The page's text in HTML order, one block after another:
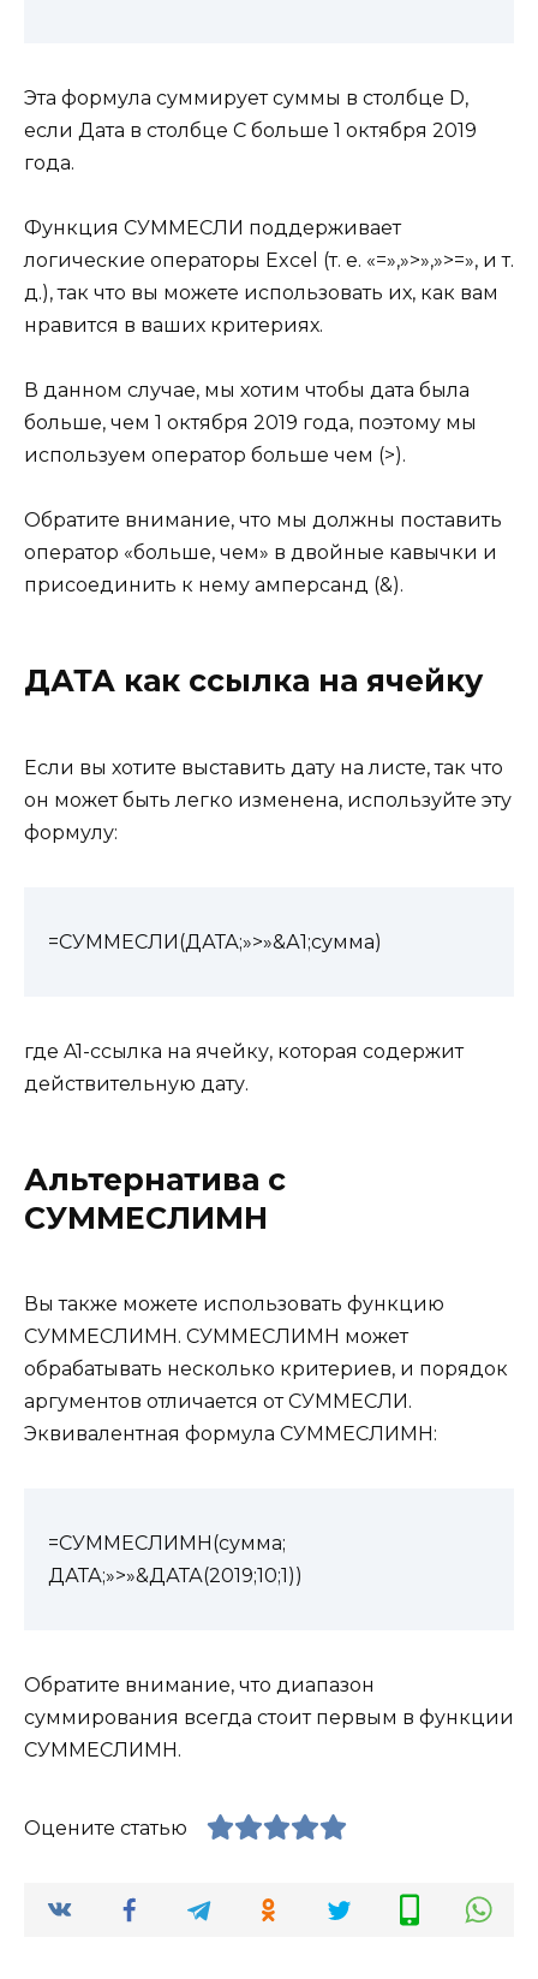
Эта формула суммирует суммы в столбце D,
если Дата в столбце C больше 1 октября 2019
года.
Функция СУММЕСЛИ поддерживает
логические операторы Excel (т. е. «=»,»>»,»>=», и т.
д.), так что вы можете использовать их, как вам
нравится в ваших критериях.
В данном случае, мы хотим чтобы дата была
больше, чем 1 октября 2019 года, поэтому мы
используем оператор больше чем (>).
Обратите внимание, что мы должны поставить
оператор «больше, чем» в двойные кавычки и
присоединить к нему амперсанд (&).
ДАТА как ссылка на ячейку
Если вы хотите выставить дату на листе, так что
он может быть легко изменена, используйте эту
формулу:
=СУММЕСЛИ(ДАТА;»>»&А1;сумма)
где A1-ссылка на ячейку, которая содержит
действительную дату.
Альтернатива с
СУММЕСЛИМН
Вы также можете использовать функцию
СУММЕСЛИМН. СУММЕСЛИМН может
обрабатывать несколько критериев, и порядок
аргументов отличается от СУММЕСЛИ.
Эквивалентная формула СУММЕСЛИМН:
=СУММЕСЛИМН(сумма;
ДАТА;»>»&ДАТА(2019;10;1))
Обратите внимание, что диапазон
суммирования всегда стоит первым в функции
СУММЕСЛИМН.
Оцените статью